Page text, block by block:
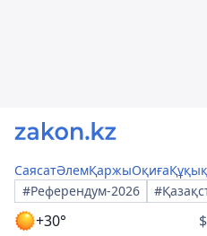
СаясатӘлемҚаржыОқиғаҚұқық
#Референдум-2026
+30° $